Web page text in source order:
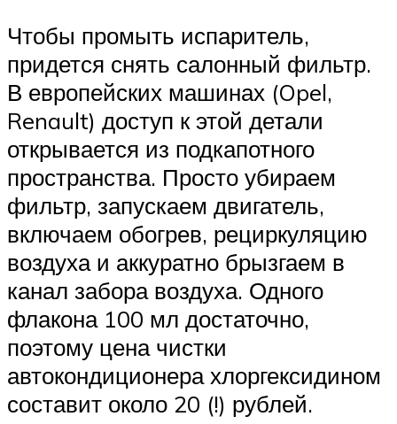
Чтобы промыть испаритель,
придется снять салонный фильтр.
В европейских машинах (Opel,
Renault) доступ к этой детали
открывается из подкапотного
пространства. Просто убираем
фильтр, запускаем двигатель,
включаем обогрев, рециркуляцию
воздуха и аккуратно брызгаем в
канал забора воздуха. Одного
флакона 100 мл достаточно,
поэтому цена чистки
автокондиционера хлоргексидином
составит около 20 (!) рублей.